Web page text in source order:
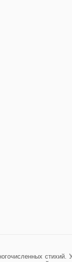
стихий.